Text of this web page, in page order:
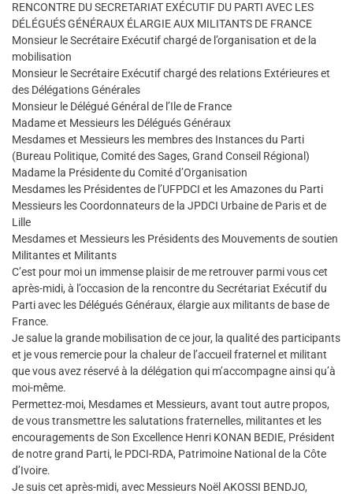
RENCONTRE DU SECRETARIAT EXÉCUTIF DU PARTI AVEC LES
DÉLÉGUÉS GÉNÉRAUX ÉLARGIE AUX MILITANTS DE FRANCE
Monsieur le Secrétaire Exécutif chargé de l’organisation et de la
mobilisation
Monsieur le Secrétaire Exécutif chargé des relations Extérieures et
des Délégations Générales
Monsieur le Délégué Général de l’Ile de France
Madame et Messieurs les Délégués Généraux
Mesdames et Messieurs les membres des Instances du Parti
(Bureau Politique, Comité des Sages, Grand Conseil Régional)
Madame la Présidente du Comité d’Organisation
Mesdames les Présidentes de l’UFPDCI et les Amazones du Parti
Messieurs les Coordonnateurs de la JPDCI Urbaine de Paris et de
Lille
Mesdames et Messieurs les Présidents des Mouvements de soutien
Militantes et Militants
C’est pour moi un immense plaisir de me retrouver parmi vous cet
après-midi, à l’occasion de la rencontre du Secrétariat Exécutif du
Parti avec les Délégués Généraux, élargie aux militants de base de
France.
Je salue la grande mobilisation de ce jour, la qualité des participants
et je vous remercie pour la chaleur de l’accueil fraternel et militant
que vous avez réservé à la délégation qui m’accompagne ainsi qu’à
moi-même.
Permettez-moi, Mesdames et Messieurs, avant tout autre propos,
de vous transmettre les salutations fraternelles, militantes et les
encouragements de Son Excellence Henri KONAN BEDIE, Président
de notre grand Parti, le PDCI-RDA, Patrimoine National de la Côte
d’Ivoire.
Je suis cet après-midi, avec Messieurs Noël AKOSSI BENDJO,